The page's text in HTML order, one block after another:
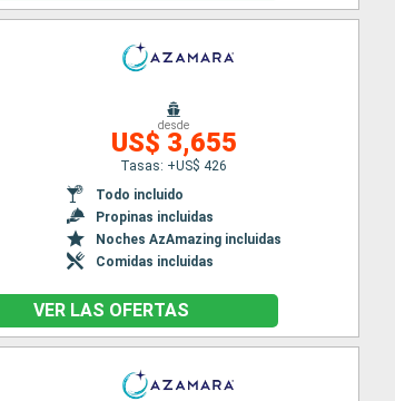
desde
US$ 3,655
Tasas: +US$ 426
Todo incluido
Propinas incluidas
Noches AzAmazing incluidas
Comidas incluidas
VER LAS OFERTAS